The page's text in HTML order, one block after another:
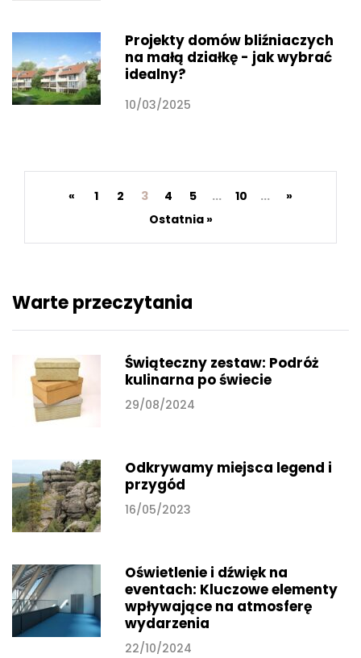
Projekty domów bliźniaczych
na małą działkę - jak wybrać
idealny?
10/03/2025
« 1 2 3 4 5 ... 10 ...
»
Ostatnia »
Warte przeczytania
Świąteczny zestaw: Podróż
kulinarna po świecie
29/08/2024
Odkrywamy miejsca legend i
przygód
16/05/2023
Oświetlenie i dźwięk na
eventach: Kluczowe elementy
wpływające na atmosferę
wydarzenia
22/10/2024